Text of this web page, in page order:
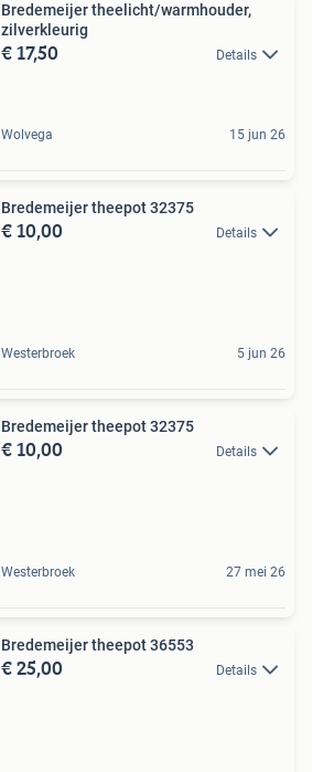
Bredemeijer theelicht/warmhouder,
zilverkleurig
€ 17,50 Details
Wolvega 15 jun 26
Bredemeijer theepot 32375
€ 10,00 Details
Westerbroek 5 jun 26
Bredemeijer theepot 32375
€ 10,00 Details
Westerbroek 27 mei 26
Bredemeijer theepot 36553
€ 25,00 Details